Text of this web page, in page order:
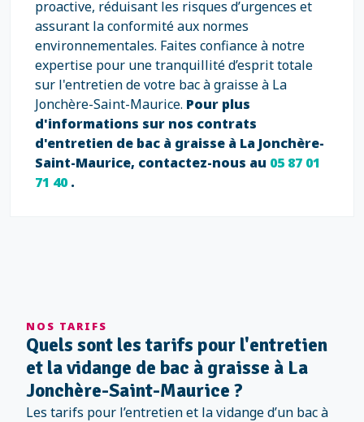
proactive, réduisant les risques d’urgences et
assurant la conformité aux normes
environnementales. Faites confiance à notre
expertise pour une tranquillité d’esprit totale
sur l'entretien de votre bac à graisse à La
Jonchère-Saint-Maurice. Pour plus
d'informations sur nos contrats
d'entretien de bac à graisse à La Jonchère-
Saint-Maurice, contactez-nous au 05 87 01
71 40.
NOS TARIFS
Quels sont les tarifs pour l'entretien
et la vidange de bac à graisse à La
Jonchère-Saint-Maurice ?
Les tarifs pour l’entretien et la vidange d’un bac à